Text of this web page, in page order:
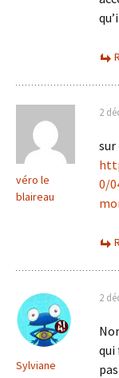
véro le
blaireau
2
sur
0/
Sylviane
2
qui